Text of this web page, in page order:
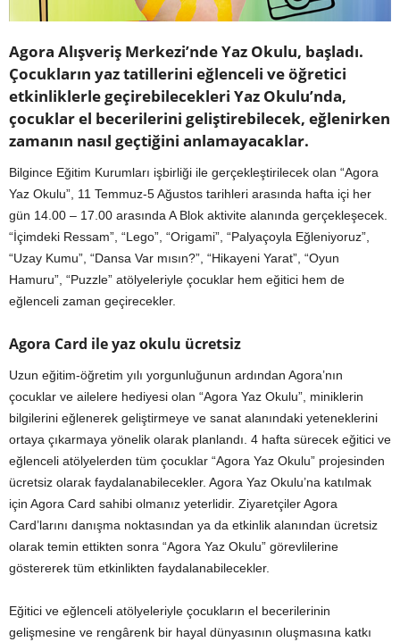
Agora Alışveriş Merkezi’nde Yaz Okulu, başladı.
Çocukların yaz tatillerini eğlenceli ve öğretici
etkinliklerle geçirebilecekleri Yaz Okulu’nda,
çocuklar el becerilerini geliştirebilecek, eğlenirken
zamanın nasıl geçtiğini anlamayacaklar.
Bilgince Eğitim Kurumları işbirliği ile gerçekleştirilecek olan “Agora
Yaz Okulu”, 11 Temmuz-5 Ağustos tarihleri arasında hafta içi her
gün 14.00 – 17.00 arasında A Blok aktivite alanında gerçekleşecek.
“İçimdeki Ressam”, “Lego”, “Origami”, “Palyaçoyla Eğleniyoruz”,
“Uzay Kumu”, “Dansa Var mısın?”, “Hikayeni Yarat”, “Oyun
Hamuru”, “Puzzle” atölyeleriyle çocuklar hem eğitici hem de
eğlenceli zaman geçirecekler.
Agora Card ile yaz okulu ücretsiz
Uzun eğitim-öğretim yılı yorgunluğunun ardından Agora’nın
çocuklar ve ailelere hediyesi olan “Agora Yaz Okulu”, miniklerin
bilgilerini eğlenerek geliştirmeye ve sanat alanındaki yeteneklerini
ortaya çıkarmaya yönelik olarak planlandı. 4 hafta sürecek eğitici ve
eğlenceli atölyelerden tüm çocuklar “Agora Yaz Okulu” projesinden
ücretsiz olarak faydalanabilecekler. Agora Yaz Okulu’na katılmak
için Agora Card sahibi olmanız yeterlidir. Ziyaretçiler Agora
Card’larını danışma noktasından ya da etkinlik alanından ücretsiz
olarak temin ettikten sonra “Agora Yaz Okulu” görevlilerine
göstererek tüm etkinlikten faydalanabilecekler.
Eğitici ve eğlenceli atölyeleriyle çocukların el becerilerinin
gelişmesine ve rengârenk bir hayal dünyasının oluşmasına katkı